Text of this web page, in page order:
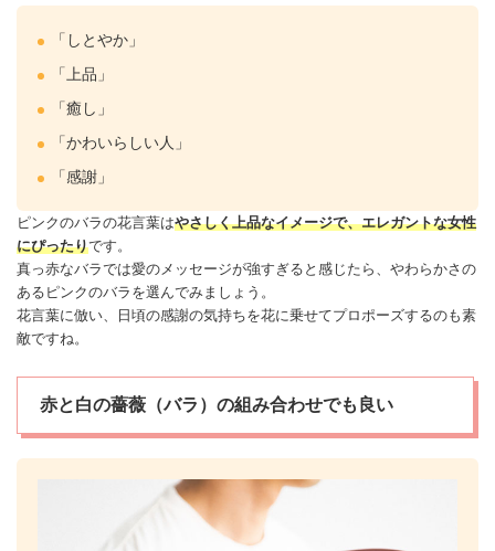
「しとやか」
「上品」
「癒し」
「かわいらしい人」
「感謝」
ピンクのバラの花言葉はやさしく上品なイメージで、エレガントな女性
にぴったりです。
真っ赤なバラでは愛のメッセージが強すぎると感じたら、やわらかさの
あるピンクのバラを選んでみましょう。
花言葉に倣い、日頃の感謝の気持ちを花に乗せてプロポーズするのも素
敵ですね。
赤と白の薔薇（バラ）の組み合わせでも良い